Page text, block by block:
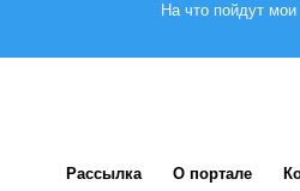
На что пойдут мои
Рассылка О портале